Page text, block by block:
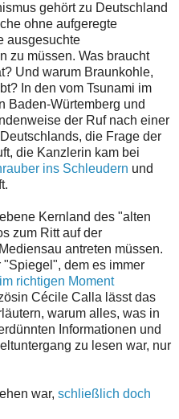
gehört zu Deutschland
ohne aufgeregte
ausgesuchte
zu müssen. Was braucht
Und warum Braunkohle,
In den vom Tsunami im
Baden-Würtemberg und
der Ruf nach einer
die Frage der
die Kanzlerin kam bei
ins Schleudern und
Kernland des "alten
zum Ritt auf der
antreten müssen.
dem es immer
richtigen Moment
Cécile Calla lässt das
warum alles, was in
Informationen und
zu lesen war, nur
war, schließlich doch